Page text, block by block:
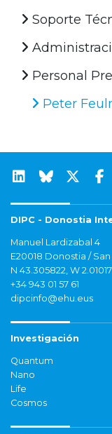
Soporte
Personal
Peter
DIPC - Donostia
Manuel Lardizabal 4
E20018 Donostia /
N 43.305822, W
+34 943 01 57 61
dipcinfo@ehu.eus
Investigación
Quantum
Nano
Life
Cosmos